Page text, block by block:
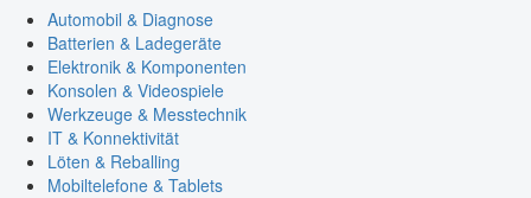
Automobil & Diagnose
Batterien & Ladegeräte
Elektronik & Komponenten
Konsolen & Videospiele
Werkzeuge & Messtechnik
IT & Konnektivität
Löten & Reballing
Mobiltelefone & Tablets